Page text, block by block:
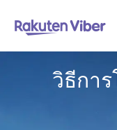
วิธีกา